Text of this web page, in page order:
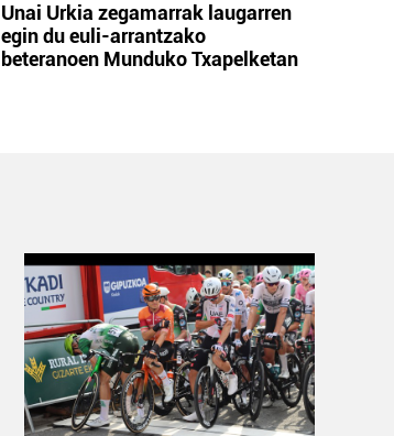
Unai Urkia zegamarrak laugarren
egin du euli-arrantzako
beteranoen Munduko Txapelketan